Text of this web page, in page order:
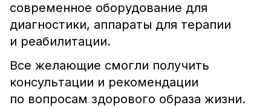
современное оборудование для
диагностики, аппараты для терапии
и реабилитации.
Все желающие смогли получить
консультации и рекомендации
по вопросам здорового образа жизни.